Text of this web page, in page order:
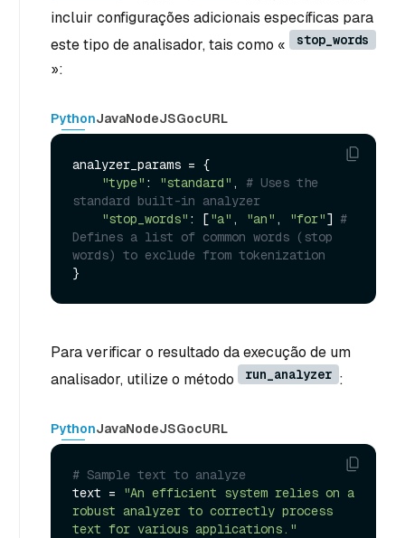
incluir configurações adicionais específicas para
este tipo de analisador, tais como «
stop_words
»:
PythonJavaNodeJSGocURL
analyzer_params = {
"type" : "standard" , # Uses the
standard built-in analyzer
"stop_words" : ["a" , "an" , "for"] #
Defines a list of common words (stop
words) to exclude from tokenization
Para verificar o resultado da execução de um
analisador, utilize o método
run_analyzer :
PythonJavaNodeJSGocURL
# Sample text to analyze
text =
"An efficient system relies on a
robust analyzer to correctly process
text for various applications."